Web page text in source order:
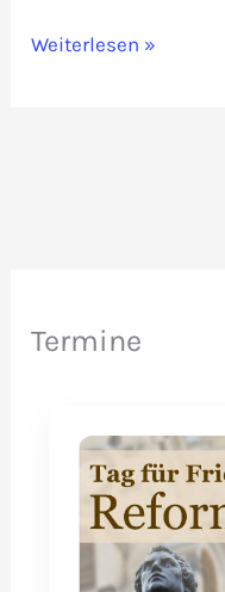
Exklusiv:
Merz
Aussage
Weiterlesen »
Termine